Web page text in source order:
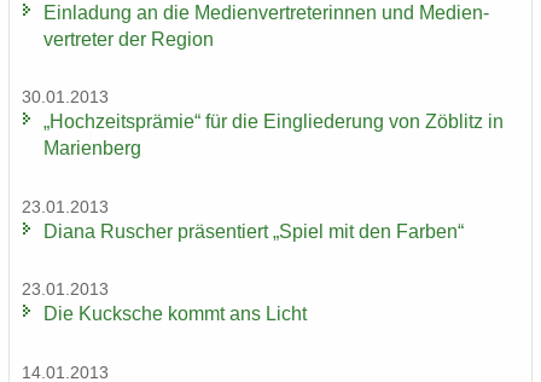
Ein­la­dung an die Me­di­en­ver­tre­te­rin­nen und Me­di­en­
ver­tre­ter der Re­gi­on
30.01.2013
„Hoch­zeits­prä­mie“ für die Ein­glie­de­rung von Zö­blitz in
Ma­ri­en­berg
23.01.2013
Diana Ru­scher prä­sen­tiert „Spiel mit den Far­ben“
23.01.2013
Die Kuck­sche kommt ans Licht
14.01.2013